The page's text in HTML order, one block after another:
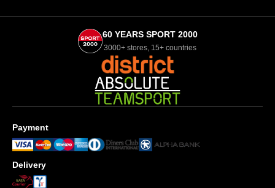
60 YEARS SPORT 2000
3000+ stores, 15+ countries
Payment
Delivery